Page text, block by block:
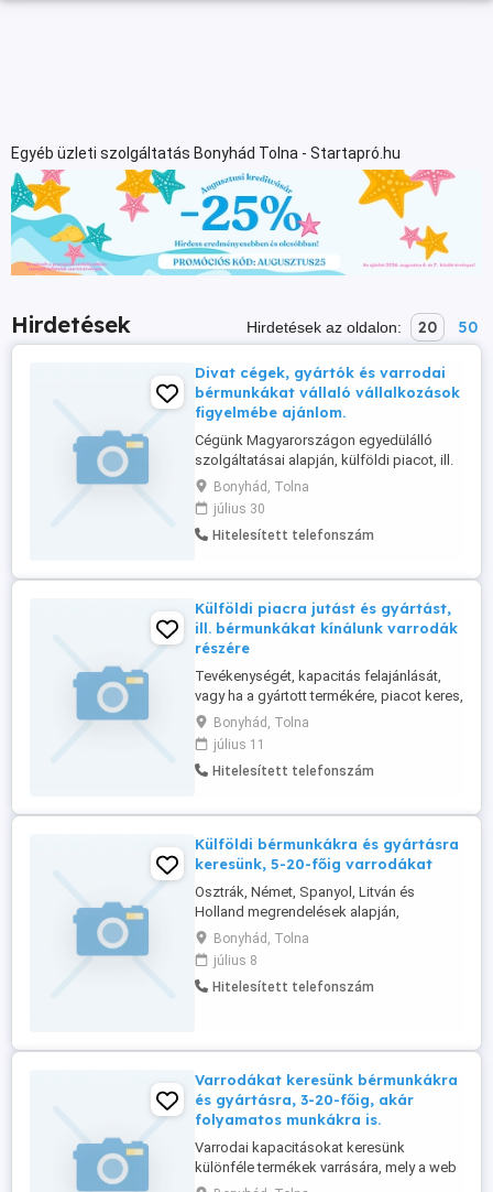
Egyéb üzleti szolgáltatás Bonyhád Tolna - Startapró.hu
Hirdetések Hirdetések az oldalon: 20 50
Divat cégek, gyártók és varrodai
bérmunkákat vállaló vállalkozások
figyelmébe ajánlom.
Cégünk Magyarországon egyedülálló
szolgáltatásai alapján, külföldi piacot, ill.
tevékenysége alapján megjelenést,
munkát és üzleti kapcsolatokat kínál,
bármely Európai, Tengerentúli, ill. Ázsiai
országok területén. Levelüket,
célirányosan, az Önök elérhetőségével ...
Bonyhád, Tolna
július 30
Hitelesített telefonszám
Külföldi piacra jutást és gyártást,
ill. bérmunkákat kínálunk varrodák
részére
Tevékenységét, kapacitás felajánlását,
vagy ha a gyártott termékére, piacot keres,
bármely Európai, Tengerentúli és Ázsiai
országok területén, akkor azt,
célirányosan továűbbítani tudjuk,
elérhetőségével, szolgáltatásaink alapján.
Szolgáltatásainkra, a jelentkezési ...
Bonyhád, Tolna
július 11
Hitelesített telefonszám
Külföldi bérmunkákra és gyártásra
keresünk, 5-20-főig varrodákat
Osztrák, Német, Spanyol, Litván és
Holland megrendelések alapján,
ruházatok és textíliák varrására keresünk
varrodákat. Bővebb infó web oldalunkon,
vagy telefonon kérhető, ha jó
kapcsolatokat keres és munkát.
Bonyhád, Tolna
július 8
Hitelesített telefonszám
Varrodákat keresünk bérmunkákra
és gyártásra, 3-20-főig, akár
folyamatos munkákra is.
Varrodai kapacitásokat keresünk
különféle termékek varrására, mely a web
oldalunkon megtekinthetők és